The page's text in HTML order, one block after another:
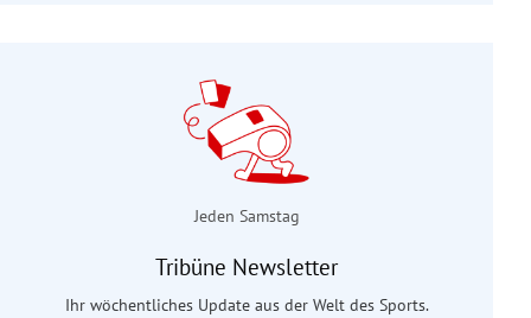
Jeden Samstag
Tribüne Newsletter
Ihr wöchentliches Update aus der Welt des Sports.